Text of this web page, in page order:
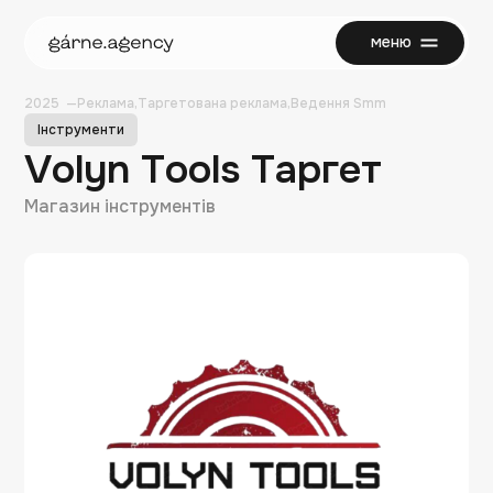
меню
закрити
Інструменти
Реклама Таргетована реклама Ведення Smm
2025
Volyn Tools Таргет
Магазин інструментів